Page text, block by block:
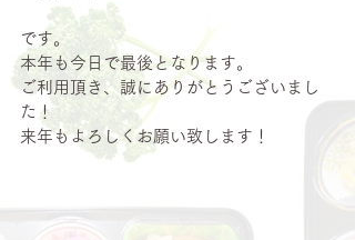
です。
本年も今日で最後となります。
ご利用頂き、誠にありがとうございまし
た！
来年もよろしくお願い致します！